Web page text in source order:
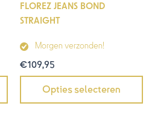
FLOREZ JEANS BOND
STRAIGHT
Morgen verzonden!
€109,95
Opties selecteren